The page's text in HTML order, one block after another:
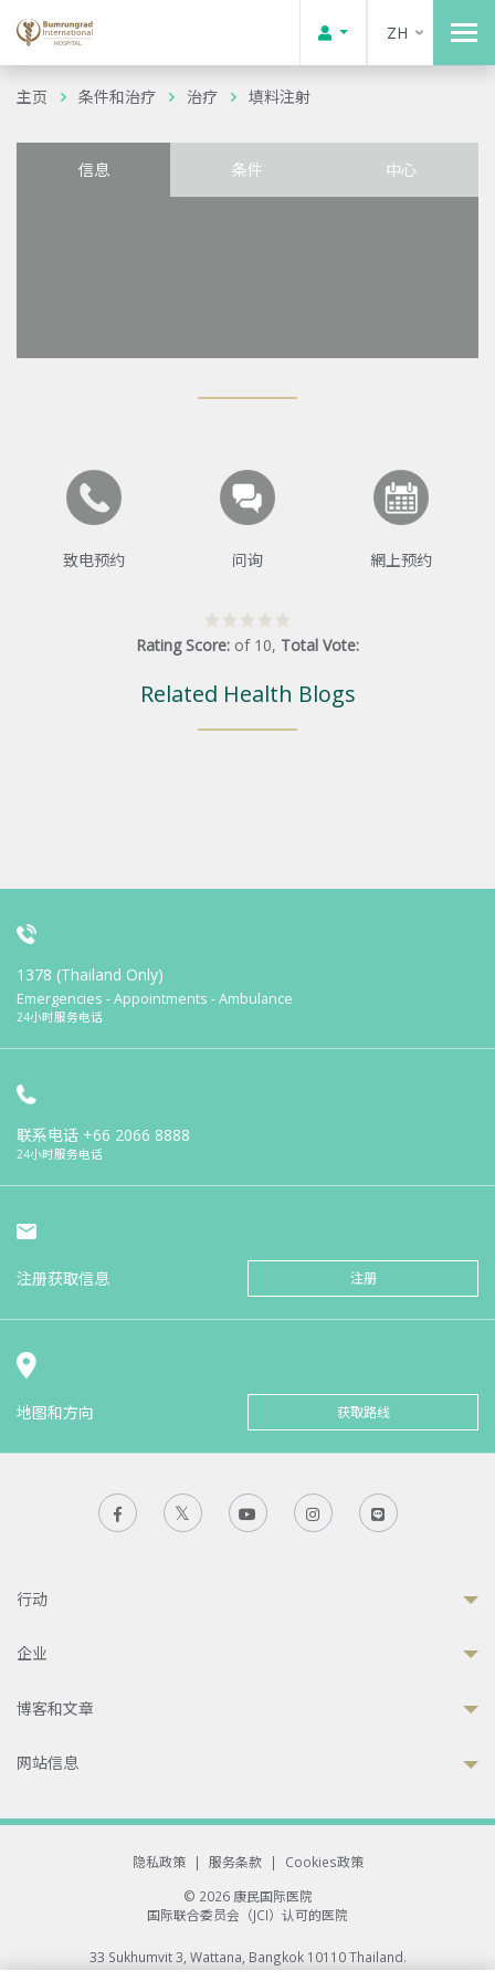
ZH
主页 条件和治疗 治疗 填料注射
信息 条件 中心
致电预约 问询 網上预约
Rating Score: of 10, Total Vote:
Related Health Blogs
1378 (Thailand Only)
Emergencies - Appointments - Ambulance
24小时服务电话
联系电话 +66 2066 8888
24小时服务电话
注册获取信息 注册
地图和方向 获取路线
行动
企业
博客和文章
网站信息
隐私政策 | 服务条款 |
Cookies政策
© 2026 康民国际医院
国际联合委员会（JCI）认可的医院
33 Sukhumvit 3, Wattana, Bangkok 10110 Thailand.
All rights reserved.